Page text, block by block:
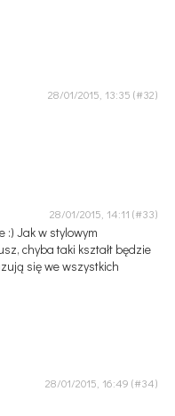
28/01/2015, 13:35
28/01/2015, 14:11
:) Jak w stylowym
chyba taki kształt będzie
się we wszystkich
28/01/2015, 16:49